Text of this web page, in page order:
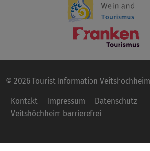
© 2026 Tourist Information Veitshöchheim
Kontakt
Impressum
Datenschutz
Veitshöchheim barrierefrei